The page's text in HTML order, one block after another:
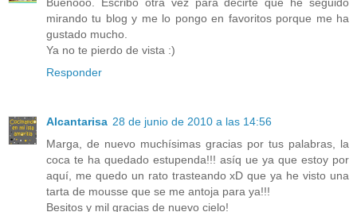
mirando tu blog y me lo pongo en favoritos porque me ha
gustado mucho.
Ya no te pierdo de vista :)
Responder
Alcantarisa 28 de junio de 2010 a las 14:56
Marga, de nuevo muchísimas gracias por tus palabras, la
coca te ha quedado estupenda!!! asíq ue ya que estoy por
aquí, me quedo un rato trasteando xD que ya he visto una
tarta de mousse que se me antoja para ya!!!
Besitos y mil gracias de nuevo cielo!